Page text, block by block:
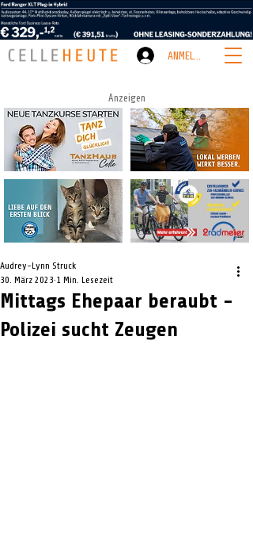
ANMELDEN
Anzeigen
Mittags Ehepaar beraubt -
Polizei sucht Zeugen
Audrey-Lynn Struck
30. März 2023 1 Min. Lesezeit